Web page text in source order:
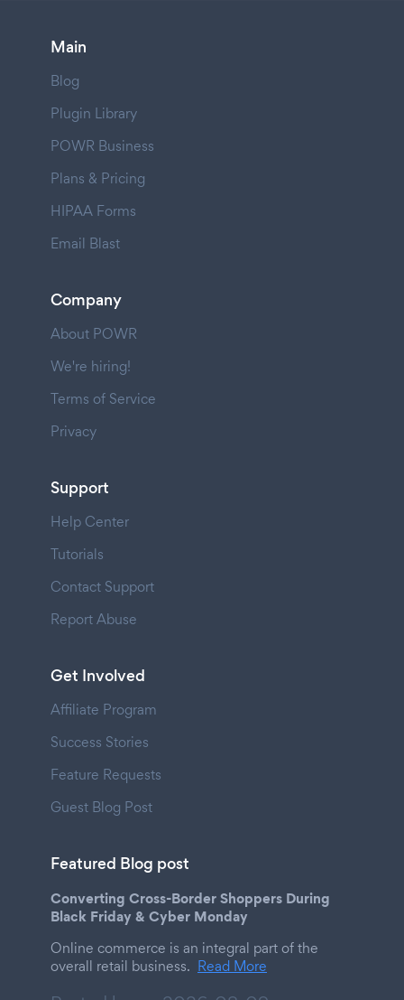
Main
Blog
Plugin Library
POWR Business
Plans & Pricing
HIPAA Forms
Email Blast
Company
About POWR
We're hiring!
Terms of Service
Privacy
Support
Help Center
Tutorials
Contact Support
Report Abuse
Get Involved
Affiliate Program
Success Stories
Feature Requests
Guest Blog Post
Featured Blog post
Converting Cross-Border Shoppers During
Black Friday & Cyber Monday
Online commerce is an integral part of the
overall retail business. Read More